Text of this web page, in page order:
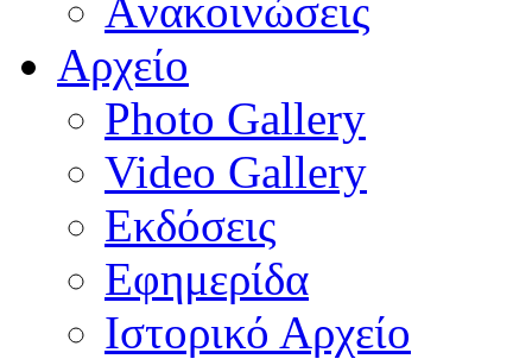
Aνακοινώσεις
Αρχείο
Photo Gallery
Video Gallery
Εκδόσεις
Εφημερίδα
Ιστορικό Αρχείο